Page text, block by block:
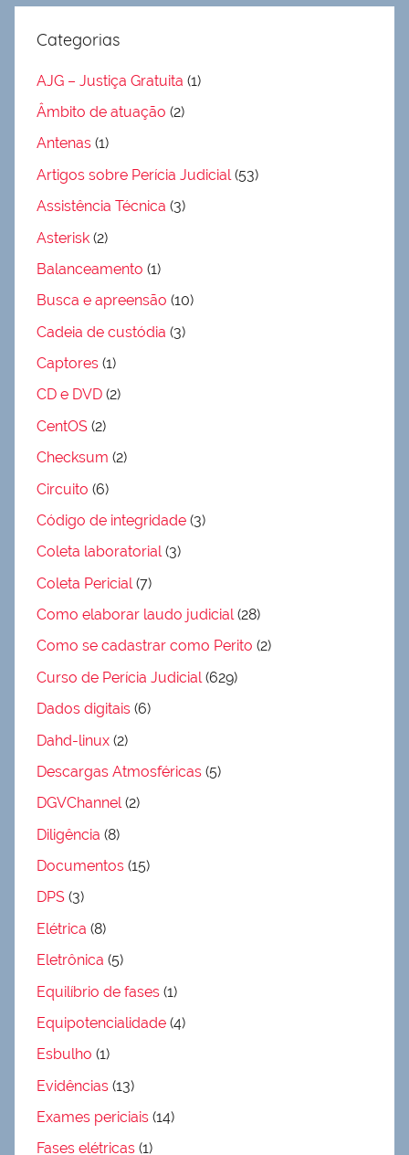
Categorias
AJG – Justiça Gratuita (1)
Âmbito de atuação (2)
Antenas (1)
Artigos sobre Perícia Judicial(53)
Assistência Técnica (3)
Asterisk (2)
Balanceamento (1)
Busca e apreensão (10)
Cadeia de custódia (3)
Captores (1)
CD e DVD (2)
CentOS (2)
Checksum (2)
Circuito (6)
Código de integridade (3)
Coleta laboratorial(3)
Coleta Pericial (7)
Como elaborar laudo judicial(28)
Como se cadastrar como Perito (2)
Curso de Perícia Judicial(629)
Dados digitais (6)
Dahd-linux (2)
Descargas Atmosféricas (5)
DGVChannel(2)
Diligência (8)
Documentos (15)
DPS (3)
Elétrica (8)
Eletrônica (5)
Equilíbrio de fases (1)
Equipotencialidade (4)
Esbulho (1)
Evidências (13)
Exames periciais (14)
Fases elétricas (1)